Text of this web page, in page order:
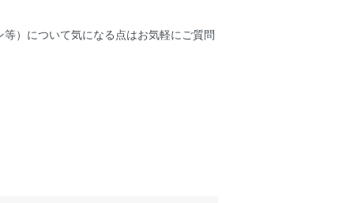
）について気になる点はお気軽にご質問